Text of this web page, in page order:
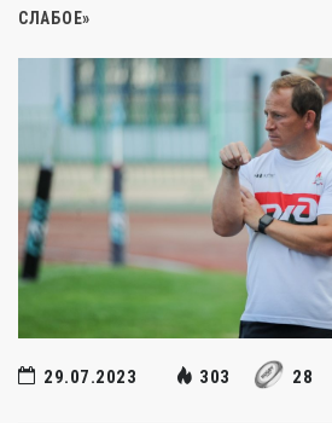
СЛАБОЕ»
29.07.2023 303 28